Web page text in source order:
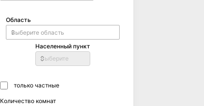
Область
Населенный пункт
Выберите
только частные
Количество комнат